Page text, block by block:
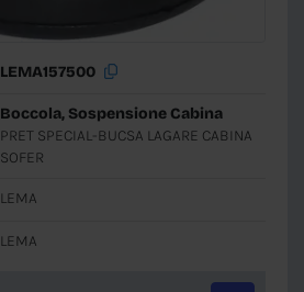
LEMA157500
Boccola, Sospensione Cabina
PRET SPECIAL-BUCSA LAGARE CABINA
SOFER
LEMA
LEMA